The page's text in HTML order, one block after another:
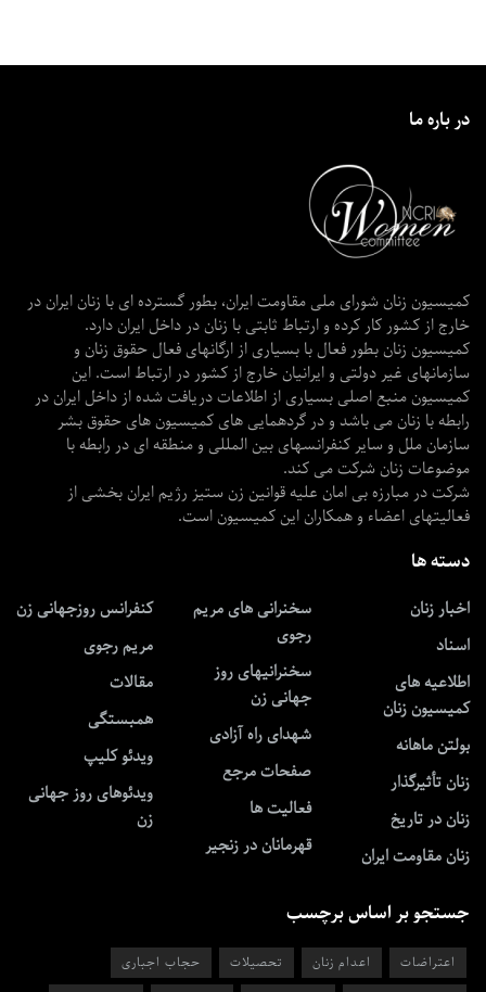
در باره ما
کمیسیون زنان شورای ملی مقاومت ایران، بطور گسترده ای با زنان ایران در
خارج از کشور کار کرده و ارتباط ثابتی با زنان در داخل ایران دارد.
کمیسیون زنان بطور فعال با بسیاری از ارگانهای فعال حقوق زنان و
سازمانهای غیر دولتی و ایرانیان خارج از کشور در ارتباط است. این
کمیسیون منبع اصلی بسیاری از اطلاعات دریافت شده از داخل ایران در
رابطه با زنان می باشد و در گردهمایی های کمیسیون های حقوق بشر
سازمان ملل و سایر کنفرانسهای بین المللی و منطقه ای در رابطه با
موضوعات زنان شرکت می کند.
شرکت در مبارزه بی امان علیه قوانین زن ستیز رژیم ایران بخشی از
فعالیتهای اعضاء و همکاران این کمیسیون است.
دسته ها
اخبار زنان
اسناد
اطلاعیه های
کمیسیون زنان
بولتن ماهانه
زنان تأثیرگذار
زنان در تاریخ
زنان مقاومت ایران
سخنرانی های مریم
رجوی
سخنرانیهای روز
جهانی زن
شهدای راه آزادی
صفحات مرجع
فعالیت ها
قهرمانان در زنجیر
کنفرانس روزجهانی زن
مریم رجوی
مقالات
همبستگی
ویدئو کلیپ
ویدئوهای روز جهانی
زن
جستجو بر اساس برچسب
اعتراضات اعدام زنان تحصیلات
حجاب اجباری